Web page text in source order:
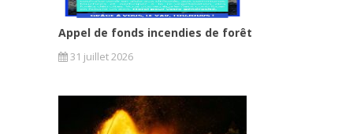
Appel de fonds incendies de forêt
31 juillet 2026